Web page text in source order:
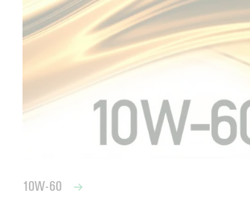
10W-60